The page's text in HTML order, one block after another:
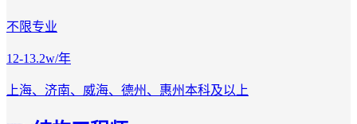
不限专业
12-13.2w/年
上海、济南、威海、德州、惠州本科及以上